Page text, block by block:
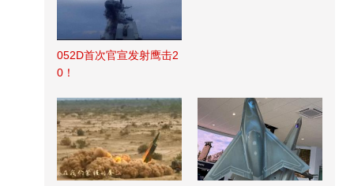
052D首次官宣发射鹰击2
0！